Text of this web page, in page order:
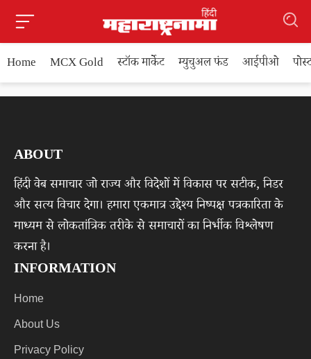
Home MCX Gold स्टॉक मार्केट म्युचुअल फंड आईपीओ
ABOUT
हिंदी वेब समाचार जो राज्य और विदेशों में विकास पर सटीक, निडर
और सत्य विचार देगा। हमारा एकमात्र उद्देश्य निष्पक्ष पत्रकारिता के
माध्यम से लोकतांत्रिक तरीके से समाचारों का निर्भीक विश्लेषण
करना है।
INFORMATION
Home
About Us
Privacy Policy